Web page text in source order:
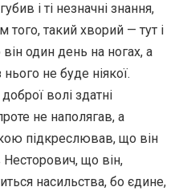
і ті незначні знання,
того, такий хворий — тут і
один день на ногах, а
не буде ніякої.
волі здатні
не наполягав, а
підкреслював, що він
Несторович, що він,
насильства, бо єдине,